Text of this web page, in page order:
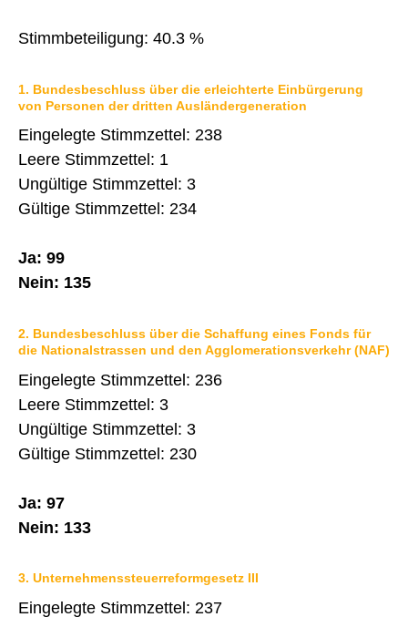
GÄSTEBUCH
LINKS
Startseite
Kontakt
Datenschutz
Druckansicht
Stimmbeteiligung: 40.3 %
1. Bundesbeschluss über die erleichterte Einbürgerung
von Personen der dritten Ausländergeneration
Eingelegte Stimmzettel: 238
Leere Stimmzettel: 1
Ungültige Stimmzettel: 3
Gültige Stimmzettel: 234
Ja: 99
Nein: 135
2. Bundesbeschluss über die Schaffung eines Fonds für
die Nationalstrassen und den Agglomerationsverkehr (NAF)
Eingelegte Stimmzettel: 236
Leere Stimmzettel: 3
Ungültige Stimmzettel: 3
Gültige Stimmzettel: 230
Ja: 97
Nein: 133
3. Unternehmenssteuerreformgesetz III
Eingelegte Stimmzettel: 237